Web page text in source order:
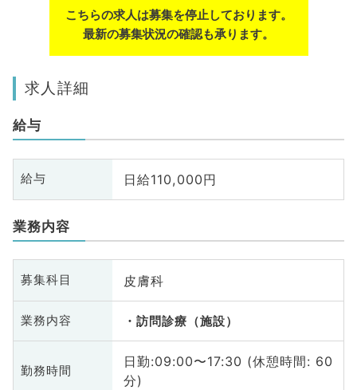
こちらの求人は募集を停止しております。
最新の募集状況の確認も承ります。
求人詳細
給与
給与 日給110,000円
業務内容
募集科目 皮膚科
業務内容 訪問診療（施設）
勤務時間
日勤:09:00〜17:30 (休憩時間: 60
分)